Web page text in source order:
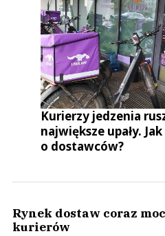
Kurierzy jedzenia
największe upały.
o dostawców?
Rynek dostaw coraz
kurierów